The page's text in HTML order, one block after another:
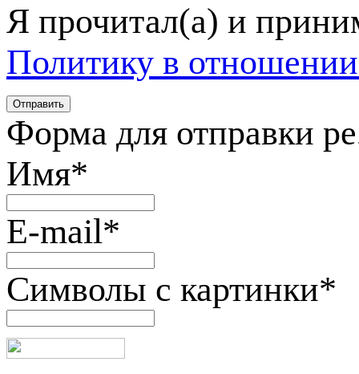
Я прочитал(а) и
Политику в
Форма для отправки
Имя*
E-mail*
Символы с картинки*